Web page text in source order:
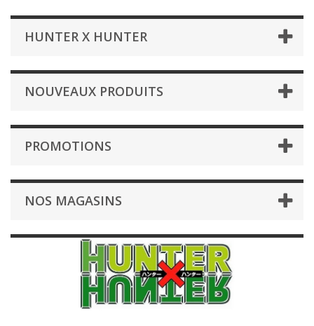
HUNTER X HUNTER
NOUVEAUX PRODUITS
PROMOTIONS
NOS MAGASINS